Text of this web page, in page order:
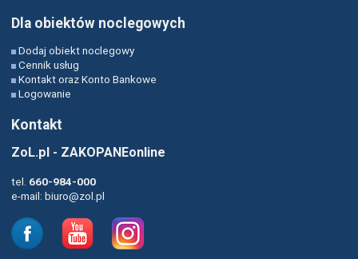
Dla obiektów noclegowych
Dodaj obiekt noclegowy
Cennik usług
Kontakt oraz Konto Bankowe
Logowanie
Kontakt
ZoL.pl - ZAKOPANEonline
tel. 660-984-000
e-mail:biuro@zol.pl